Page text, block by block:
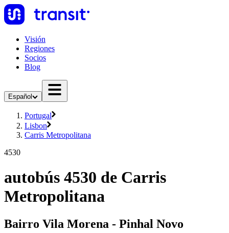
Visión
Regiones
Socios
Blog
Español
Portugal
Lisbon
Carris Metropolitana
4530
autobús 4530 de Carris
Metropolitana
Bairro Vila Morena - Pinhal Novo